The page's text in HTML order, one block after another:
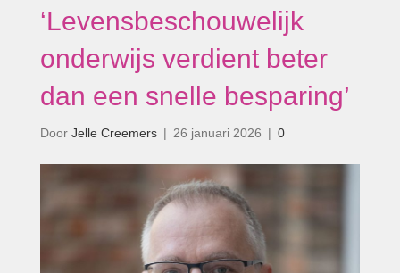
‘Levensbeschouwelijk
onderwijs verdient beter
dan een snelle besparing’
Door Jelle Creemers | 26 januari 2026 | 0